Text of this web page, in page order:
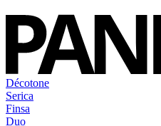
Décotone
Serica
Finsa
Duo